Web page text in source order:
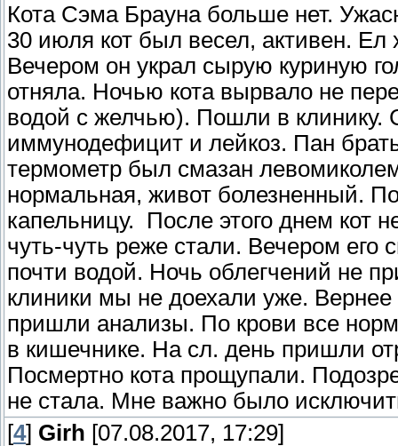
Кота Сэма Брауна больше нет.
30 июля кот был весел, активен.
Вечером он украл сырую куриную
отняла. Ночью кота вырвало не
водой с желчью). Пошли в
иммунодефицит и лейкоз. Пан
термометр был смазан
нормальная, живот болезненный.
капельницу. После этого днем кот
чуть-чуть реже стали. Вечером его
почти водой. Ночь облегчений не
клиники мы не доехали уже.
пришли анализы. По крови все
в кишечнике. На сл. день пришли
Посмертно кота прощупали.
не стала. Мне важно было
[4] Girh [07.08.2017, 17:29]